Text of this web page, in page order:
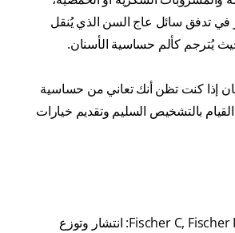
في تدفق سائل عاج السن الذي يُنقل
يُترجم كألم حساسية الأسنان.
إذا كنت تظن أنك تعاني من حساسية
بالتشخيص السليم وتقديم خيارات
1. Fischer C, Fischer RG, Wennberg A: انتشار وتوزع